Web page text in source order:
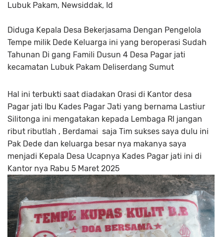
Lubuk Pakam, Newsiddak, Id
Diduga Kepala Desa Bekerjasama Dengan Pengelola
Tempe milik Dede Keluarga ini yang beroperasi Sudah
Tahunan Di gang Famili Dusun 4 Desa Pagar jati
kecamatan Lubuk Pakam Deliserdang Sumut
Hal ini terbukti saat diadakan Orasi di Kantor desa
Pagar jati Ibu Kades Pagar Jati yang bernama Lastiur
Silitonga ini mengatakan kepada Lembaga RI jangan
ribut ributlah , Berdamai saja Tim sukses saya dulu ini
Pak Dede dan keluarga besar nya makanya saya
menjadi Kepala Desa Ucapnya Kades Pagar jati ini di
Kantor nya Rabu 5 Maret 2025